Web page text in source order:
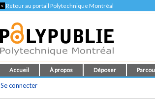
< Retour au portail Polytechnique Montréal
Accueil À propos Déposer
Se connecter